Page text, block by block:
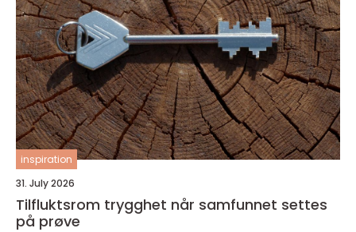
inspiration
31. July 2026
Tilfluktsrom trygghet når samfunnet settes
på prøve